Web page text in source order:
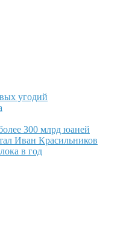
угодий
300 млрд юаней
Иван Красильников
в год